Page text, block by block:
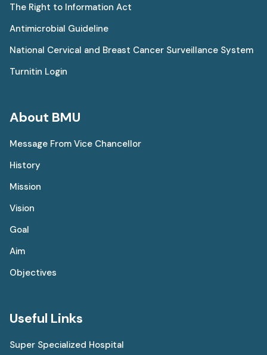
The Right to Information Act
Antimicrobial Guideline
National Cervical and Breast Cancer Surveillance System
Turnitin Login
About BMU
Message From Vice Chancellor
History
Mission
Vision
Goal
Aim
Objectives
Useful Links
Super Specialized Hospital